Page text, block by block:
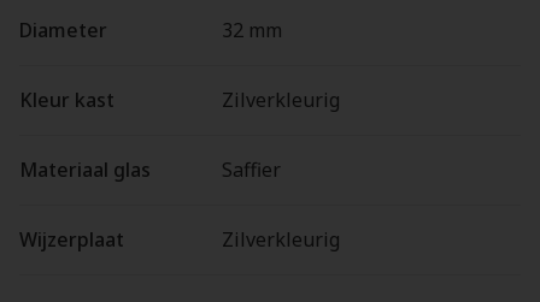
Diameter 32 mm
Kleur kast Zilverkleurig
Materiaal glas Saffier
Wijzerplaat Zilverkleurig